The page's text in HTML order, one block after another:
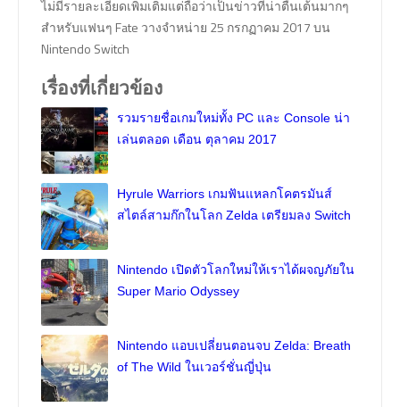
ไม่มีรายละเอียดเพิ่มเติมแต่ถือว่าเป็นข่าวที่น่าตื่นเต้นมากๆ
สำหรับแฟนๆ Fate วางจำหน่าย 25 กรกฏาคม 2017 บน
Nintendo Switch
เรื่องที่เกี่ยวข้อง
รวมรายชื่อเกมใหม่ทั้ง PC และ Console น่า
เล่นตลอด เดือน ตุลาคม 2017
Hyrule Warriors เกมฟันแหลกโคตรมันส์
สไตล์สามก๊กในโลก Zelda เตรียมลง Switch
Nintendo เปิดตัวโลกใหม่ให้เราได้ผจญภัยใน
Super Mario Odyssey
Nintendo แอบเปลี่ยนตอนจบ Zelda: Breath
of The Wild ในเวอร์ชั่นญี่ปุ่น